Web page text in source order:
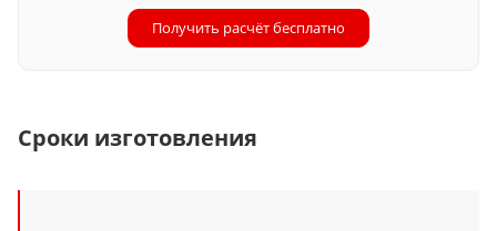
Получить расчёт бесплатно
Сроки изготовления